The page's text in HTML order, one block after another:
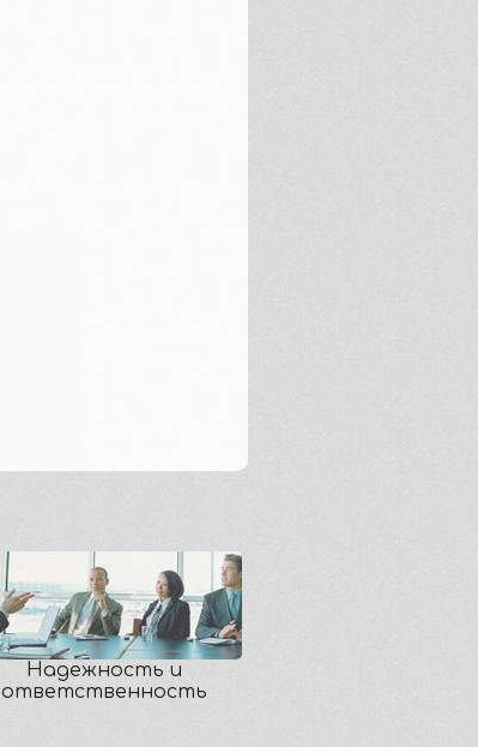
Надежность и
ответственность